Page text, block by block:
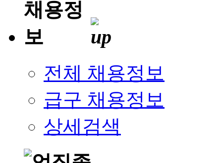
전체 채용정보
급구 채용정보
상세검색